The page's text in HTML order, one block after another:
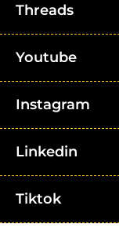
Threads
Youtube
Instagram
Linkedin
Tiktok